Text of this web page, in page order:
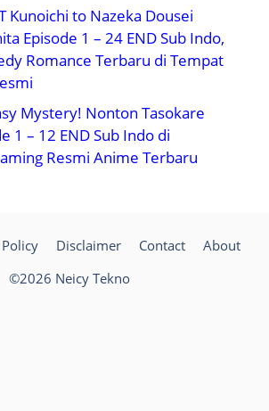
Kunoichi to Nazeka Dousei
Episode 1 – 24 END Sub Indo,
Romance Terbaru di Tempat
Mystery! Nonton Tasokare
1 – 12 END Sub Indo di
Resmi Anime Terbaru
Disclaimer Contact
About
©2026 Neicy Tekno